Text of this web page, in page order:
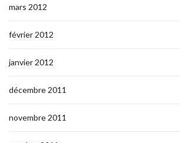
mars 2012
février 2012
janvier 2012
décembre 2011
novembre 2011